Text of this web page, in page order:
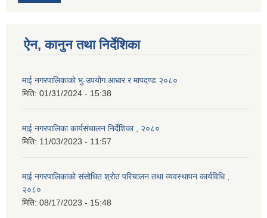
ऐन, कानुन तथा निर्देशिका
माई नगरपालिकाको भु-उपयोग आधार र मापदण्ड २०८०
मिति: 01/31/2024 - 15:38
माई नगरपालिका कार्यसंचालन निर्देशिका , २०८०
मिति: 11/03/2023 - 11:57
माई नगरपालिकाको संसोधित श्रोत परिचालन तथा व्यवस्थापन कार्यविधि ,
२०८०
मिति: 08/17/2023 - 15:48